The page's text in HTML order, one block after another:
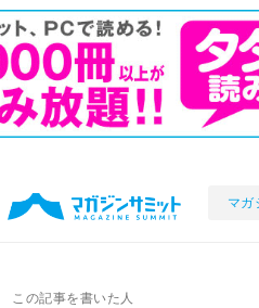
マガ
この記事を書いた人